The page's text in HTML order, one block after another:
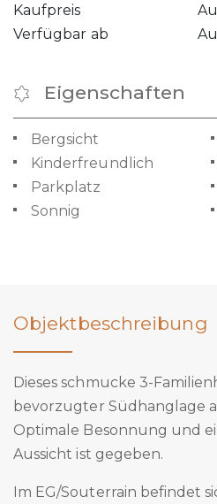
Kaufpreis
Verfügbar ab
Eigenschaften
Bergsicht
Kinderfreundlich
Parkplatz
Sonnig
Objektbeschreibung
Dieses schmucke 3-
bevorzugter Südhanglage
Optimale Besonnung und
Aussicht ist gegeben.
Im EG/Souterrain befindet